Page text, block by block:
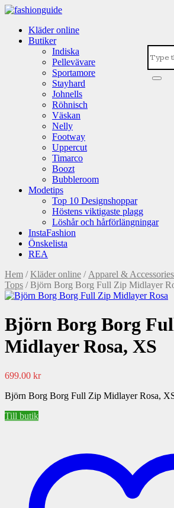
Kläder online
Butiker
Indiska
Pellevävare
Sportamore
Stayhard
Johnells
Röhnisch
Väskan
Nelly
Footway
Uppercut
Timarco
Boozt
Bubbleroom
Modetips
Top 10 Designshoppar
Höstens viktigaste plagg
Löshår och hårförlängningar
InstaFashion
Önskelista
REA
Hem /Kläder online / Apparel &
Tops / Björn Borg Borg Full Zip Midlayer
Björn Borg Borg
Midlayer Rosa, XS
699.00 kr
Björn Borg Borg Full Zip Midlayer Rosa,
Till butik